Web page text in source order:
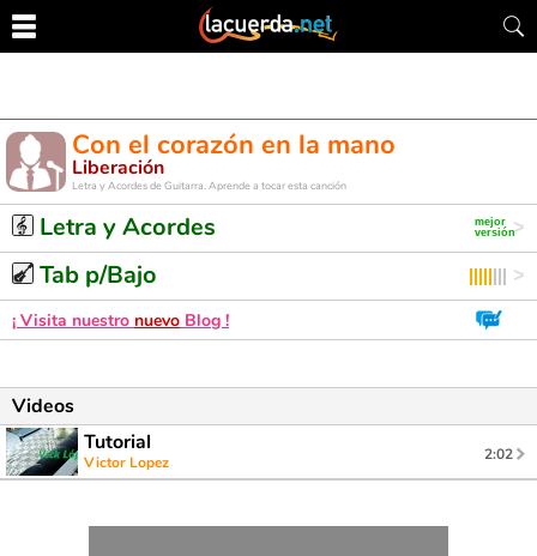
Con el corazón en la mano
Liberación
Letra y Acordes de Guitarra. Aprende a tocar esta canción
Letra y Acordes
Tab p/Bajo
¡ Visita nuestro nuevo Blog !
Videos
Tutorial
Victor Lopez 2:02